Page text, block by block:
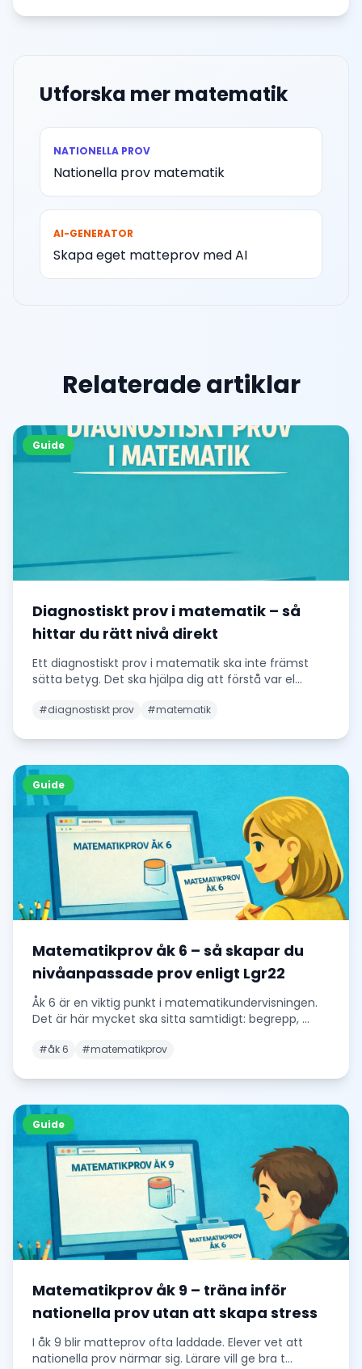
Utforska mer matematik
NATIONELLA PROV
Nationella prov matematik
AI-GENERATOR
Skapa eget matteprov med AI
Relaterade artiklar
Guide
Diagnostiskt prov i matematik – så
hittar du rätt nivå direkt
Ett diagnostiskt prov i matematik ska inte främst
sätta betyg. Det ska hjälpa dig att förstå var el...
#diagnostiskt prov #matematik
Guide
Matematikprov åk 6 – så skapar du
nivåanpassade prov enligt Lgr22
Åk 6 är en viktig punkt i matematikundervisningen.
Det är här mycket ska sitta samtidigt: begrepp, ...
#åk 6 #matematikprov
Guide
Matematikprov åk 9 – träna inför
nationella prov utan att skapa stress
I åk 9 blir matteprov ofta laddade. Elever vet att
nationella prov närmar sig. Lärare vill ge bra t...